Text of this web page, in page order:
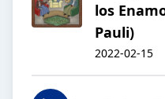
los
Pauli)
2022-02-15